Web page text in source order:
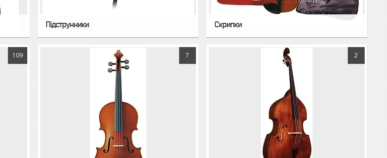
Підструнники Скрипки
109 7 2